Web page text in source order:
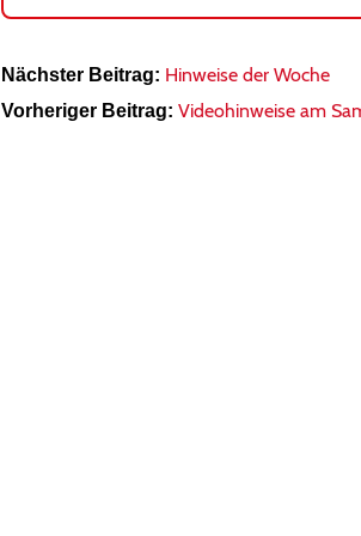
Nächster Beitrag: Hinweise der Woche
Vorheriger Beitrag: Videohinweise am